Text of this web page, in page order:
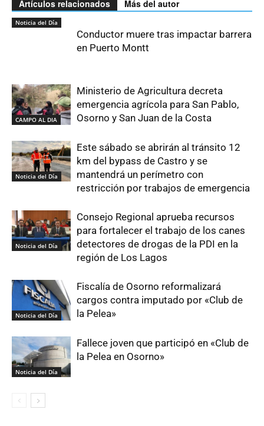
Artículos relacionados Más del autor
Noticia del Día
Conductor muere tras impactar barrera
en Puerto Montt
CAMPO AL DIA
Ministerio de Agricultura decreta
emergencia agrícola para San Pablo,
Osorno y San Juan de la Costa
Noticia del Día
Este sábado se abrirán al tránsito 12
km del bypass de Castro y se
mantendrá un perímetro con
restricción por trabajos de emergencia
Noticia del Día
Consejo Regional aprueba recursos
para fortalecer el trabajo de los canes
detectores de drogas de la PDI en la
región de Los Lagos
Noticia del Día
Fiscalía de Osorno reformalizará
cargos contra imputado por «Club de
la Pelea»
Noticia del Día
Fallece joven que participó en «Club de
la Pelea en Osorno»